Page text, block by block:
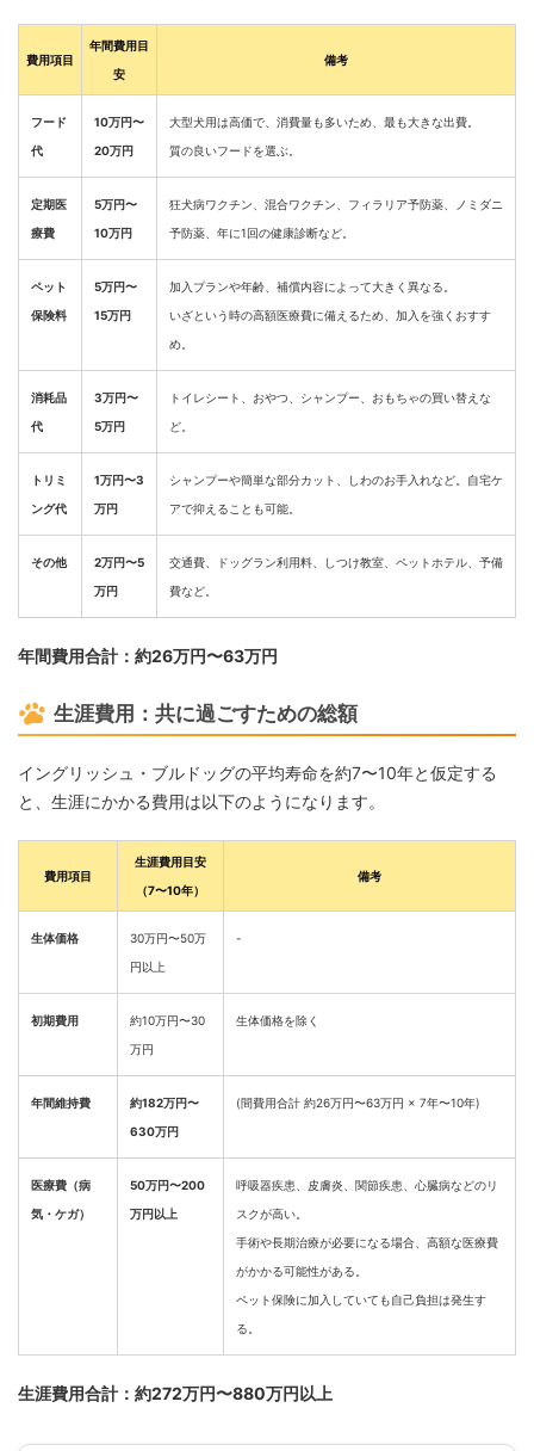
費用項目
年間費用目
安
備考
フード
代
10万円〜
20万円
大型犬用は高価で、消費量も多いため、最も大きな出費。
質の良いフードを選ぶ。
定期医
療費
5万円〜
10万円
狂犬病ワクチン、混合ワクチン、フィラリア予防薬、ノミダニ
予防薬、年に1回の健康診断など。
ペット
保険料
5万円〜
15万円
加入プランや年齢、補償内容によって大きく異なる。
いざという時の高額医療費に備えるため、加入を強くおすす
め。
消耗品
代
3万円〜
5万円
トイレシート、おやつ、シャンプー、おもちゃの買い替えな
ど。
トリミ
ング代
1万円〜3
万円
シャンプーや簡単な部分カット、しわのお手入れなど。自宅ケ
アで抑えることも可能。
その他
2万円〜5
万円
交通費、ドッグラン利用料、しつけ教室、ペットホテル、予備
費など。
年間費用合計：約26万円〜63万円
生涯費用：共に過ごすための総額
イングリッシュ・ブルドッグの平均寿命を約7〜10年と仮定する
と、生涯にかかる費用は以下のようになります。
費用項目
生涯費用目安
（7〜10年）
備考
生体価格
30万円〜50万
円以上
-
初期費用
約10万円〜30
万円
生体価格を除く
年間維持費
約182万円〜
630万円
(間費用合計 約26万円〜63万円 × 7年〜10年)
医療費（病
気・ケガ）
50万円〜200
万円以上
呼吸器疾患、皮膚炎、関節疾患、心臓病などのリ
スクが高い。
手術や長期治療が必要になる場合、高額な医療費
がかかる可能性がある。
ペット保険に加入していても自己負担は発生す
る。
生涯費用合計：約272万円〜880万円以上